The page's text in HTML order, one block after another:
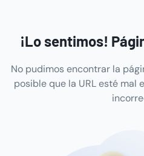
¡Lo sentimos!
No pudimos encontrar la
posible que la URL esté mal